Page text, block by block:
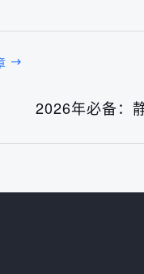
2026年必备：